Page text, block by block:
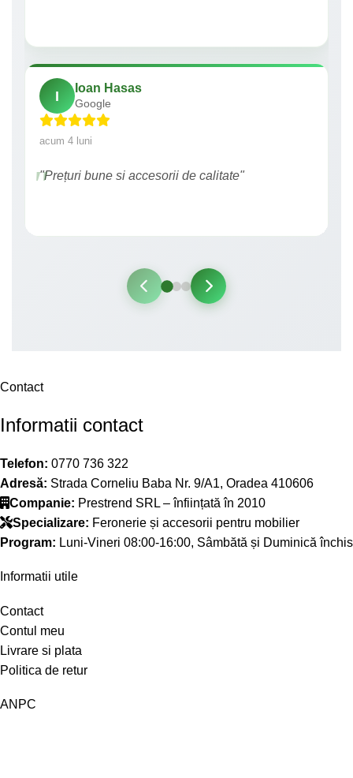
I
Ioan Hasas
Google
acum 4 luni
"Prețuri bune si accesorii de calitate"
Contact
Informatii contact
Telefon: 0770 736 322
Adresă: Strada Corneliu Baba Nr. 9/A1, Oradea 410606
Companie: Prestrend SRL – înființată în 2010
Specializare: Feronerie și accesorii pentru mobilier
Program: Luni-Vineri 08:00-16:00, Sâmbătă și Duminică închis
Informatii utile
Contact
Contul meu
Livrare si plata
Politica de retur
ANPC